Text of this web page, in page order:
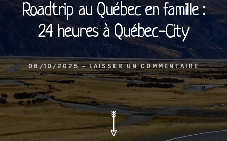
Roadtrip au Québec en famille :
24 heures à Québec-City
06/10/2025-LAISSER UN COMMENTAIRE